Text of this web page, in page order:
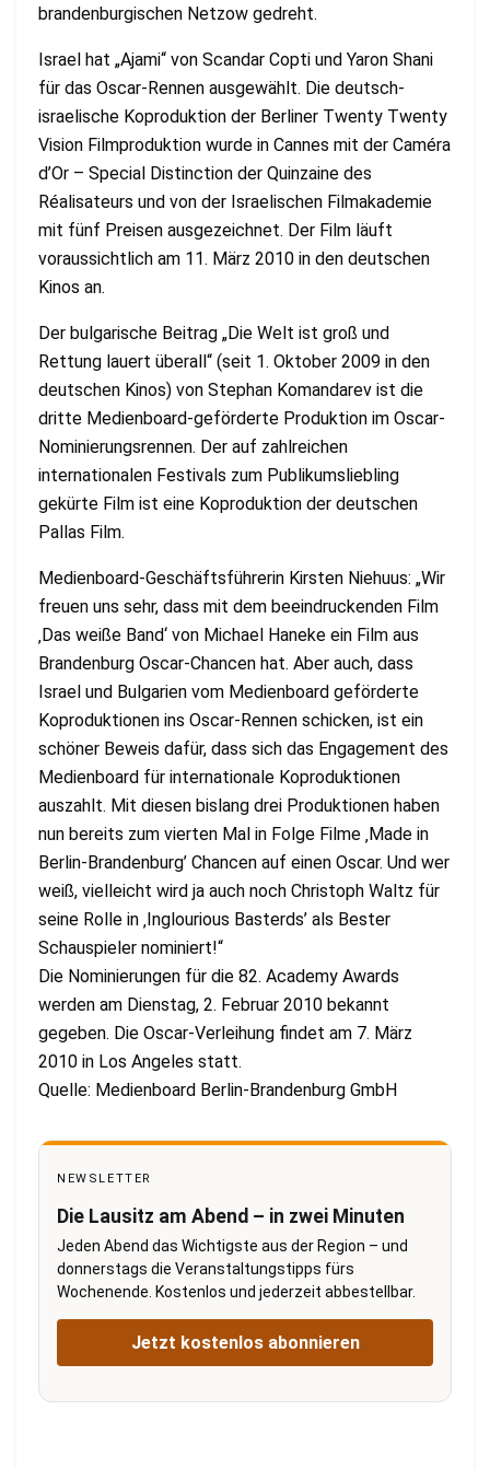
brandenburgischen Netzow gedreht.
Israel hat „Ajami“ von Scandar Copti und Yaron Shani
für das Oscar-Rennen ausgewählt. Die deutsch-
israelische Koproduktion der Berliner Twenty Twenty
Vision Filmproduktion wurde in Cannes mit der Caméra
d’Or – Special Distinction der Quinzaine des
Réalisateurs und von der Israelischen Filmakademie
mit fünf Preisen ausgezeichnet. Der Film läuft
voraussichtlich am 11. März 2010 in den deutschen
Kinos an.
Der bulgarische Beitrag „Die Welt ist groß und
Rettung lauert überall“ (seit 1. Oktober 2009 in den
deutschen Kinos) von Stephan Komandarev ist die
dritte Medienboard-geförderte Produktion im Oscar-
Nominierungsrennen. Der auf zahlreichen
internationalen Festivals zum Publikumsliebling
gekürte Film ist eine Koproduktion der deutschen
Pallas Film.
Medienboard-Geschäftsführerin Kirsten Niehuus: „Wir
freuen uns sehr, dass mit dem beeindruckenden Film
‚Das weiße Band‘ von Michael Haneke ein Film aus
Brandenburg Oscar-Chancen hat. Aber auch, dass
Israel und Bulgarien vom Medienboard geförderte
Koproduktionen ins Oscar-Rennen schicken, ist ein
schöner Beweis dafür, dass sich das Engagement des
Medienboard für internationale Koproduktionen
auszahlt. Mit diesen bislang drei Produktionen haben
nun bereits zum vierten Mal in Folge Filme ‚Made in
Berlin-Brandenburg’ Chancen auf einen Oscar. Und wer
weiß, vielleicht wird ja auch noch Christoph Waltz für
seine Rolle in ‚Inglourious Basterds’ als Bester
Schauspieler nominiert!“
Die Nominierungen für die 82. Academy Awards
werden am Dienstag, 2. Februar 2010 bekannt
gegeben. Die Oscar-Verleihung findet am 7. März
2010 in Los Angeles statt.
Quelle: Medienboard Berlin-Brandenburg GmbH
NEWSLETTER
Die Lausitz am Abend – in zwei Minuten
Jeden Abend das Wichtigste aus der Region – und
donnerstags die Veranstaltungstipps fürs
Wochenende. Kostenlos und jederzeit abbestellbar.
Jetzt kostenlos abonnieren